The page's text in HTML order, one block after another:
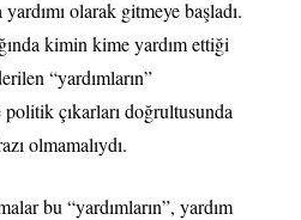
olarak gitmeye başladı.
kimin kime yardım ettiği
“yardımların”
çıkarları doğrultusunda
olmamalıydı.
bu “yardımların”, yardım